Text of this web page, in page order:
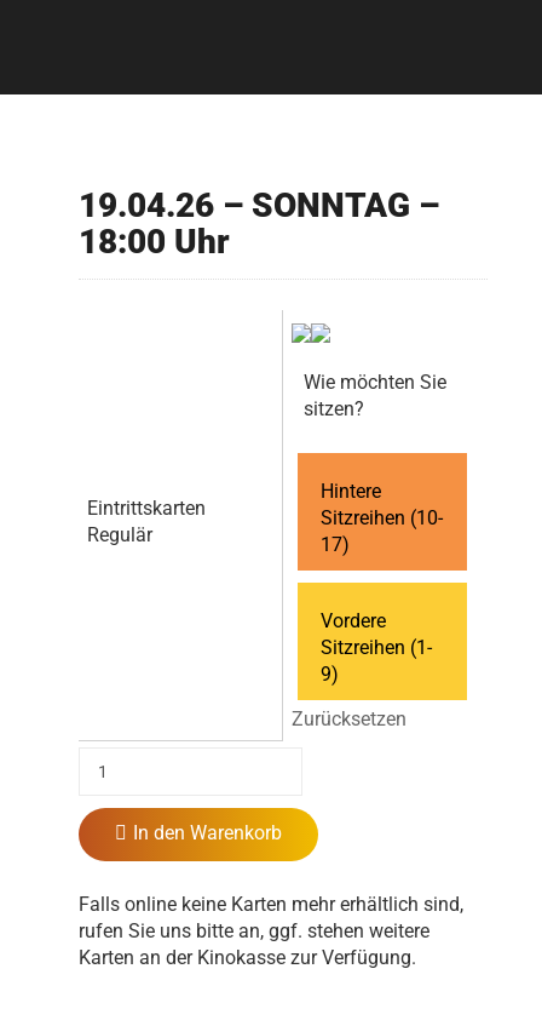
19.04.26 – SONNTAG –
18:00 Uhr
Eintrittskarten
Regulär
Wie möchten Sie
sitzen?
Hintere
Sitzreihen (10-
17)
Vordere
Sitzreihen (1-
9)
Zurücksetzen
In den Warenkorb
Falls online keine Karten mehr erhältlich sind,
rufen Sie uns bitte an, ggf. stehen weitere
Karten an der Kinokasse zur Verfügung.